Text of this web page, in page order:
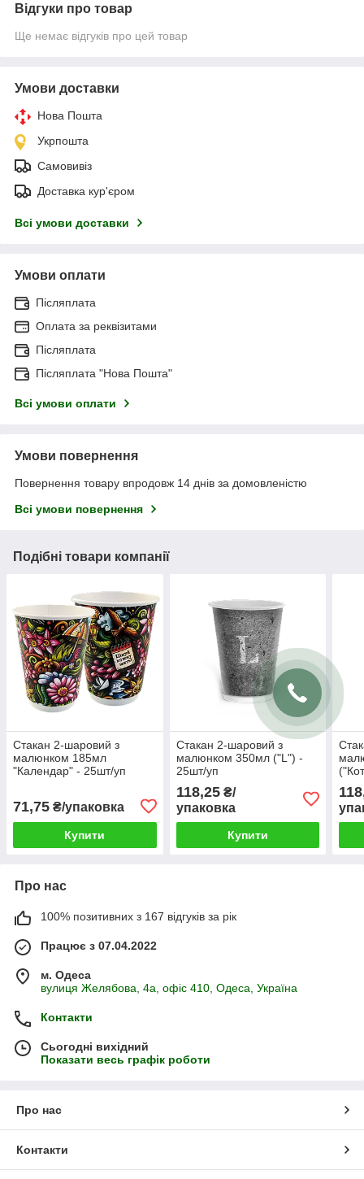
Відгуки про товар
Ще немає відгуків про цей товар
Умови доставки
Нова Пошта
Укрпошта
Самовивіз
Доставка кур'єром
Всі умови доставки
Умови оплати
Післяплата
Оплата за реквізитами
Післяплата
Післяплата "Нова Пошта"
Всі умови оплати
Умови повернення
Повернення товару впродовж 14 днів за домовленістю
Всі умови повернення
Подібні товари компанії
Стакан 2-шаровий з
малюнком 185мл
"Календар" - 25шт/уп
71,75 ₴/упаковка
Купити
Стакан 2-шаровий з
малюнком 350мл ("L") -
25шт/уп
118,25₴/
упаковка
Купити
Про нас
100% позитивних з 167 відгуків за рік
Працює з 07.04.2022
м. Одеса
вулиця Желябова, 4а, офіс 410, Одеса, Україна
Контакти
Сьогодні вихідний
Показати весь графік роботи
Про нас
Контакти